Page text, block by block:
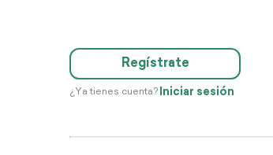
Regístrate
¿Ya tienes cuenta? Iniciar sesión